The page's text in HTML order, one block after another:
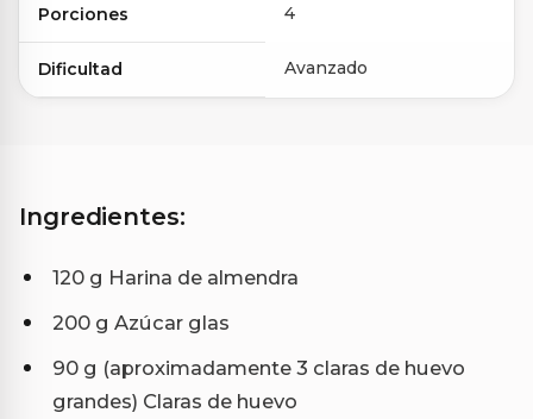
Porciones 4
Dificultad Avanzado
Ingredientes:
120 g Harina de almendra
200 g Azúcar glas
90 g (aproximadamente 3 claras de huevo
grandes) Claras de huevo